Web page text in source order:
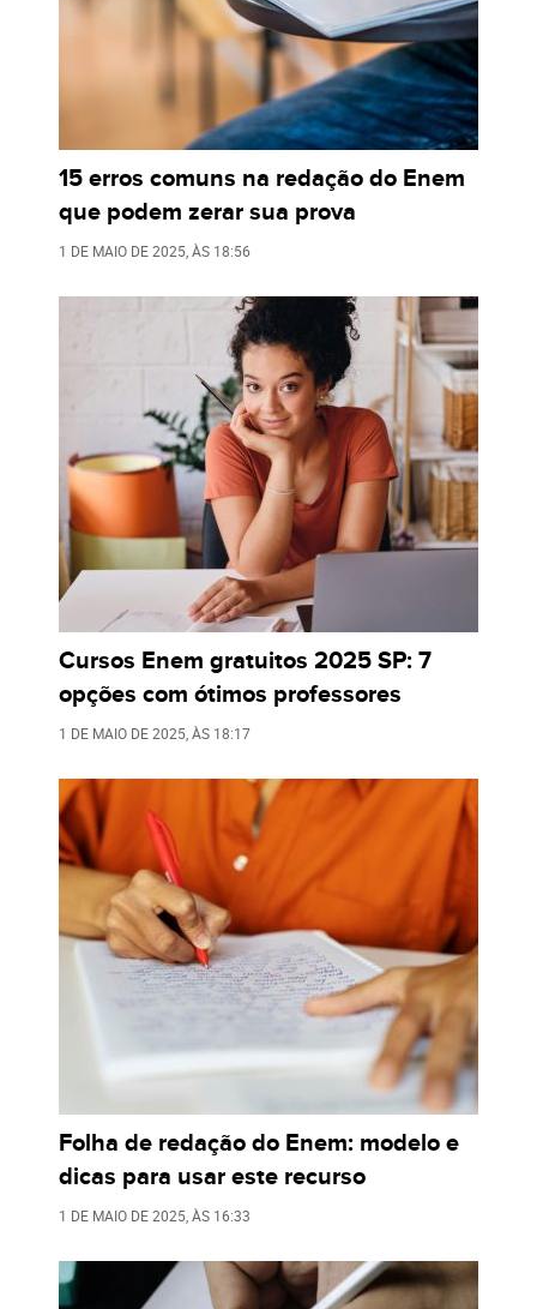
15 erros comuns na redação do Enem
que podem zerar sua prova
1 DE MAIO DE 2025 , ÀS 18:56
Cursos Enem gratuitos 2025 SP: 7
opções com ótimos professores
1 DE MAIO DE 2025 , ÀS 18:17
Folha de redação do Enem: modelo e
dicas para usar este recurso
1 DE MAIO DE 2025 , ÀS 16:33